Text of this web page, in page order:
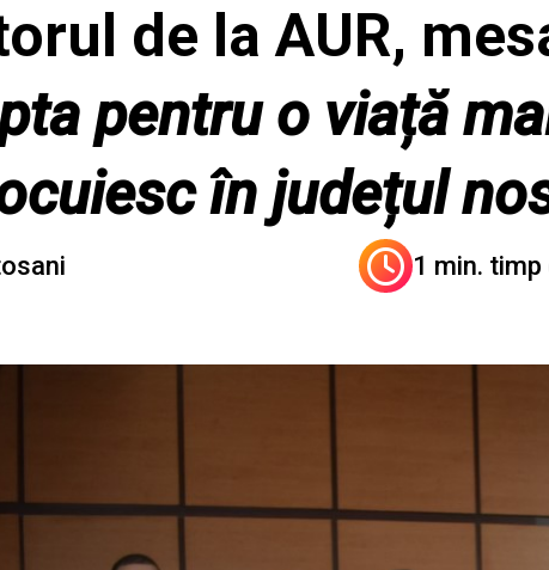
de la AUR,
pentru o viață
în județul
1 min.